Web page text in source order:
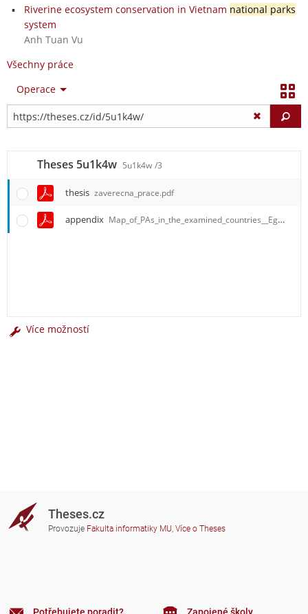
Riverine ecosystem conservation in Vietnam national parks
system
Anh Tuan Vu
Všechny práce
Operace
Theses 5u1k4w 5u1k4w /3
thesis zaverecna_prace.pdf
appendix Map_of_PAs_in_the_examined_countries__Egor_Zamotaev.pdf
Více možností
Theses.cz
Provozuje Fakulta informatiky MU, Více o Theses